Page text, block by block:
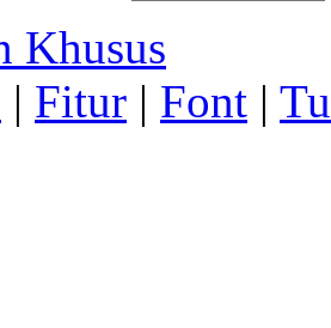
Khusus
| Fitur | Font |